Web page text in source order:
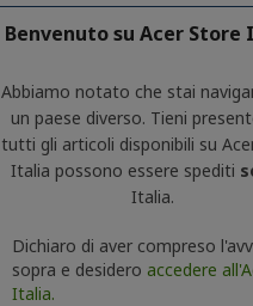
Benvenuto su Acer Store
Abbiamo notato che stai
un paese diverso. Tieni
tutti gli articoli disponibili su
Italia possono essere spediti
Italia.
Dichiaro di aver compreso
sopra e desidero accedere
Italia.